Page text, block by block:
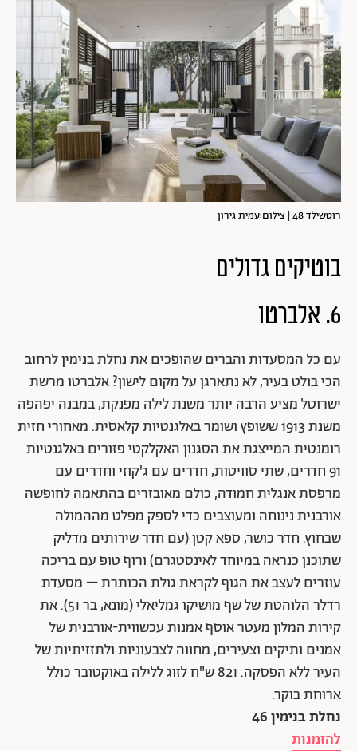
רוטשילד 48 | צילום:עמית גירון
בוטיקים גדולים
6. אלברטו
עם כל המסעדות והברים שהופכים את נחלת בנימין לרחוב
הכי בולט בעיר, לא נתארגן על מקום לישון? אלברטו מרשת
ישרוטל מציע הרבה יותר משנת לילה מפנקת, במבנה יפהפה
משנת 1913 ששופץ ושומר באלגנטיות קלאסית. מאחורי חזית
רומנטית המייצגת את הסגנון האקלקטי פזורים באלגנטיות
91 חדרים, שתי סוויטות, חדרים עם ג'קוזי וחדרים עם
מרפסת אנגלית חמודה, כולם מאובזרים בהתאמה לחופשה
אורבנית נינוחה ומעוצבים כדי לספק מפלט מההמולה
שבחוץ. חדר כושר, ספא קטן (עם חדר שירותים מדליק
שתוכנן כנראה במיוחד לאינסטגרם) ורוף טופ עם בריכה
עוזרים לעצב את הגוף לקראת גולת הכותרת – מסעדת
רדלר הלוהטת של שף מושיקו גמליאלי (מונא, בר 51). את
קירות המלון מעטר אוסף אמנות עכשווית-אורבנית של
אמנים ותיקים וצעירים, מחווה לצבעוניות ולתזזיתיות של
העיר ללא הפסקה. 821 ש"ח לזוג ללילה באוקטובר כולל
ארוחת בוקר.
נחלת בנימין 46
להזמנות